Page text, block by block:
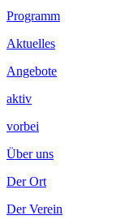
Footer
Inhalt
Programm
Aktuelles
Angebote
aktiv
vorbei
Über uns
Der Ort
Der Verein